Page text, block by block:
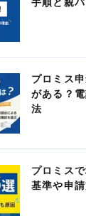
手順と親
プロミス
がある？
法
プロミス
基準や申